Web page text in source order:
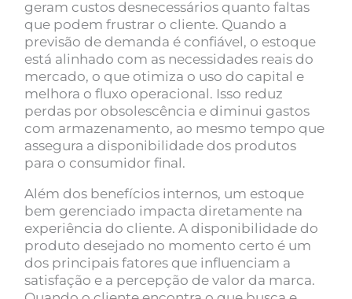
geram custos desnecessários quanto faltas
que podem frustrar o cliente. Quando a
previsão de demanda é confiável, o estoque
está alinhado com as necessidades reais do
mercado, o que otimiza o uso do capital e
melhora o fluxo operacional. Isso reduz
perdas por obsolescência e diminui gastos
com armazenamento, ao mesmo tempo que
assegura a disponibilidade dos produtos
para o consumidor final.
Além dos benefícios internos, um estoque
bem gerenciado impacta diretamente na
experiência do cliente. A disponibilidade do
produto desejado no momento certo é um
dos principais fatores que influenciam a
satisfação e a percepção de valor da marca.